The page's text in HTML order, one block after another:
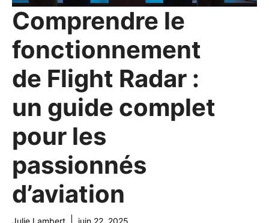
Comprendre le
fonctionnement
de Flight Radar :
un guide complet
pour les
passionnés
d’aviation